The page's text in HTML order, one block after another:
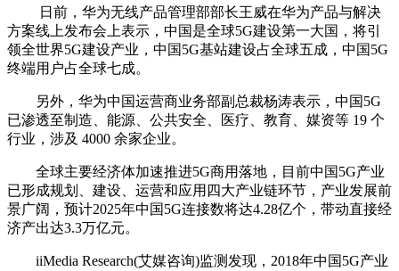
日前，华为无线产品管理部部长王威在华为产品与解决
方案线上发布会上表示，中国是全球5G建设第一大国，将引
领全世界5G建设产业，中国5G基站建设占全球五成，中国5G
终端用户占全球七成。
另外，华为中国运营商业务部副总裁杨涛表示，中国5G
已渗透至制造、能源、公共安全、医疗、教育、媒资等 19 个
行业，涉及 4000 余家企业。
全球主要经济体加速推进5G商用落地，目前中国5G产业
已形成规划、建设、运营和应用四大产业链环节，产业发展前
景广阔，预计2025年中国5G连接数将达4.28亿个，带动直接经
济产出达3.3万亿元。
iiMedia Research(艾媒咨询)监测发现，2018年中国5G产业